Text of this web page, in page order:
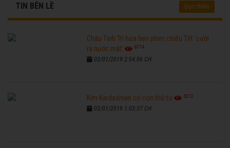
TIN BÊN LỀ Đọc thêm
Châu Tinh Trì hứa hẹn phim chiếu Tết 'cười
ra nước mắt'
6774
03/01/2019 2:04:06 CH
Kim Kardashian có con thứ tư 6272
03/01/2019 1:03:37 CH